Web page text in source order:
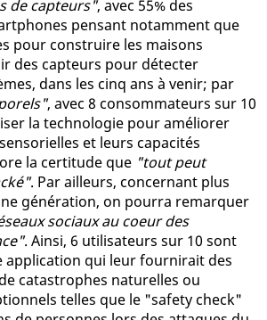
de capteurs", avec 55% des
pensant notamment que
pour construire les maisons
des capteurs pour détecter
dans les cinq ans à venir; par
, avec 8 consommateurs sur 10
la technologie pour améliorer
et leurs capacités
la certitude que "tout peut
. Par ailleurs, concernant plus
génération, on pourra remarquer
sociaux au coeur des
. Ainsi, 6 utilisateurs sur 10 sont
application qui leur fournirait des
catastrophes naturelles ou
telles que le "safety check"